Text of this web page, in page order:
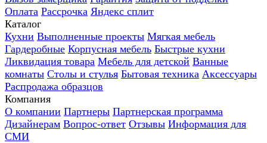
Оплата Рассрочка Яндекс сплит
Каталог
Кухни Выполненные проекты Мягкая мебель
Гардеробные Корпусная мебель Быстрые кухни
Ликвидация товара Мебель для детской Ванные
комнаты Столы и стулья Бытовая техника Аксессуары
Распродажа образцов
Компания
О компании Партнеры Партнерская программа
Дизайнерам Вопрос-ответ Отзывы Информация для
СМИ